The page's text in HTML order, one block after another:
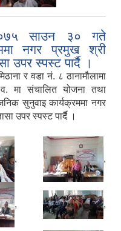
०७५ साउन ३० गते
नगर प्रमुख श्री
उपर स्पस्ट पार्दै ।
र वडा नं. ८ ठानामौलामा
मा संचालित योजना तथा
सुनुवाइ कार्यक्रममा नगर
उपर स्पस्ट पार्दै ।
, ,
, ,